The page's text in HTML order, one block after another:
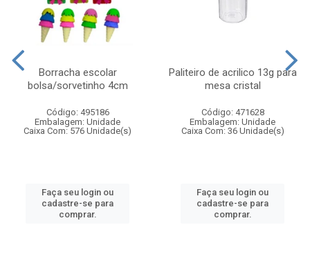
Borracha escolar
bolsa/sorvetinho 4cm
Código: 495186
Embalagem: Unidade
Caixa Com: 576 Unidade(s)
Faça seu login ou
cadastre-se para
comprar.
Paliteiro de acrilico 13g para
mesa cristal
Código: 471628
Embalagem: Unidade
Caixa Com: 36 Unidade(s)
Faça seu login ou
cadastre-se para
comprar.